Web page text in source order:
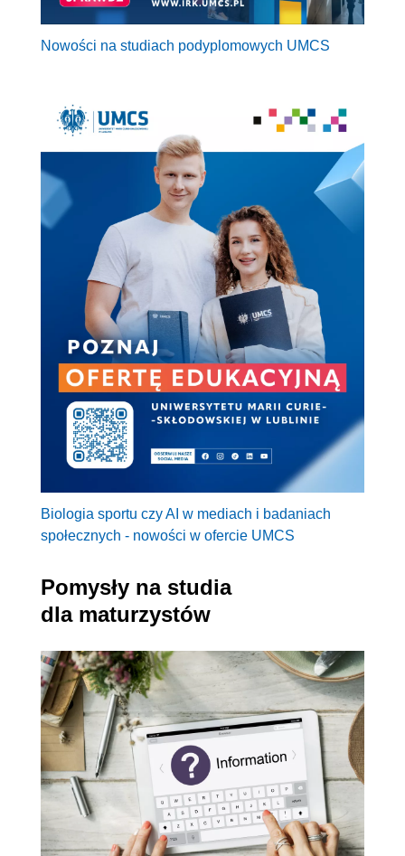
Nowości na studiach podyplomowych UMCS
Biologia sportu czy AI w mediach i badaniach
społecznych - nowości w ofercie UMCS
Pomysły na studia
dla maturzystów